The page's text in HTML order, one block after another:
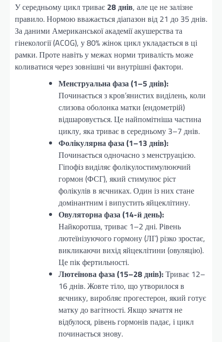
У середньому цикл триває 28 днів, але це не залізне
правило. Нормою вважається діапазон від 21 до 35 днів.
За даними Американської академії акушерства та
гінекології (ACOG), у 80% жінок цикл укладається в ці
рамки. Проте навіть у межах норми тривалість може
коливатися через зовнішні чи внутрішні фактори.
Менструальна фаза (1–5 днів):
Починається з кров’янистих виділень, коли
слизова оболонка матки (ендометрій)
відшаровується. Це найпомітніша частина
циклу, яка триває в середньому 3–7 днів.
Фолікулярна фаза (1–13 днів):
Починається одночасно з менструацією.
Гіпофіз виділяє фолікулостимулюючий
гормон (ФСГ), який стимулює ріст
фолікулів в яєчниках. Один із них стане
домінантним і випустить яйцеклітину.
Овуляторна фаза (14-й день):
Найкоротша, триває 1–2 дні. Рівень
лютеїнізуючого гормону (ЛГ) різко зростає,
викликаючи вихід яйцеклітини (овуляцію).
Це пік фертильності.
Лютеїнова фаза (15–28 днів):Триває 12–
16 днів. Жовте тіло, що утворилося в
яєчнику, виробляє прогестерон, який готує
матку до вагітності. Якщо зачаття не
відбулося, рівень гормонів падає, і цикл
починається знову.